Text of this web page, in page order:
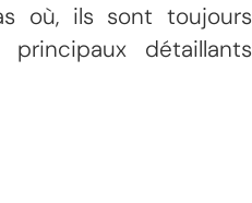
où, ils sont toujours
détaillants